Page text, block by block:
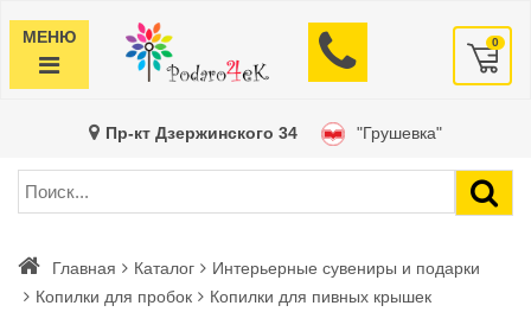
МЕНЮ 0
Пр-кт Дзержинского 34 "Грушевка"
Главная Каталог
Интерьерные сувениры и подарки
Копилки для пробок
Копилки для пивных крышек